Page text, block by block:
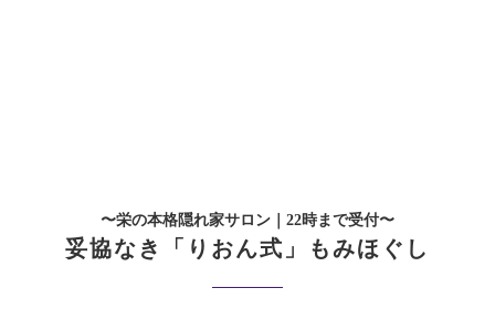
〜栄の本格隠れ家サロン｜22時まで受付〜
妥協なき「りおん式」もみほぐし